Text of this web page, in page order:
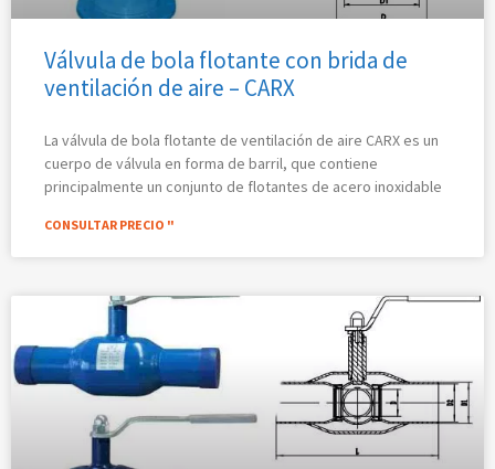
Válvula de bola flotante con brida de
ventilación de aire – CARX
La válvula de bola flotante de ventilación de aire CARX es un
cuerpo de válvula en forma de barril, que contiene
principalmente un conjunto de flotantes de acero inoxidable
CONSULTAR PRECIO "